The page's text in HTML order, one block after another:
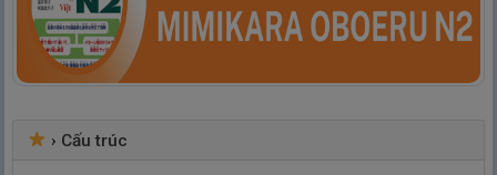
› Cấu trúc